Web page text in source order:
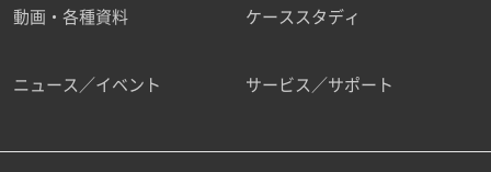
動画・各種資料 ケーススタディ
ニュース／イベント サービス／サポート